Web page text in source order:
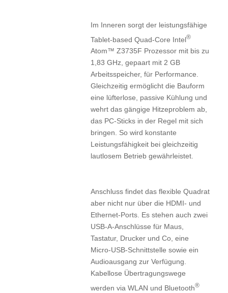
Im Inneren sorgt der leistungsfähige
Tablet-based Quad-Core Intel®
Atom™ Z3735F Prozessor mit bis zu
1,83 GHz, gepaart mit 2 GB
Arbeitsspeicher, für Performance.
Gleichzeitig ermöglicht die Bauform
eine lüfterlose, passive Kühlung und
wehrt das gängige Hitzeproblem ab,
das PC-Sticks in der Regel mit sich
bringen. So wird konstante
Leistungsfähigkeit bei gleichzeitig
lautlosem Betrieb gewährleistet.
Anschluss findet das flexible Quadrat
aber nicht nur über die HDMI- und
Ethernet-Ports. Es stehen auch zwei
USB-A-Anschlüsse für Maus,
Tastatur, Drucker und Co, eine
Micro-USB-Schnittstelle sowie ein
Audioausgang zur Verfügung.
Kabellose Übertragungswege
werden via WLAN und Bluetooth®